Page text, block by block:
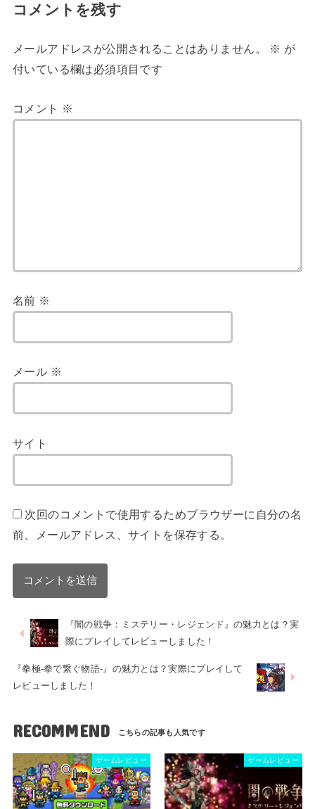
コメントを残す
メールアドレスが公開されることはありません。 ※ が
付いている欄は必須項目です
コメント ※
名前 ※
メール ※
サイト
次回のコメントで使用するためブラウザーに自分の名
前、メールアドレス、サイトを保存する。
『闇の戦争：ミステリー・レジェンド』の魅力とは？実
際にプレイしてレビューしました！
『拳極-拳で繋ぐ物語-』の魅力とは？実際にプレイして
レビューしました！
RECOMMEND
ゲームレビュー ゲームレビュー